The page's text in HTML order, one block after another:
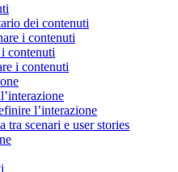
dei contenuti
i contenuti
contenuti
i contenuti
l’interazione
tra scenari e user stories